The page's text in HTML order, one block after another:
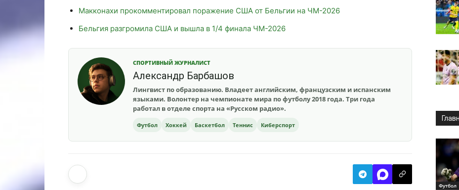
Макконахи прокомментировал поражение США от Бельгии на ЧМ-2026
Бельгия разгромила США и вышла в 1/4 финала ЧМ-2026
СПОРТИВНЫЙ ЖУРНАЛИСТ
Александр Барбашов
Лингвист по образованию. Владеет английским, французским и испанским
языками. Волонтер на чемпионате мира по футболу 2018 года. Три года
работал в отделе спорта на «Русском радио».
Футбол Хоккей Баскетбол Теннис Киберспорт
Футбол